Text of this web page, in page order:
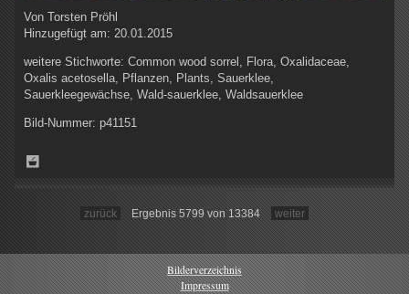
Von Torsten Pröhl
Hinzugefügt am: 20.01.2015
weitere Stichworte: Common wood sorrel, Flora, Oxalidaceae,
Oxalis acetosella, Pflanzen, Plants, Sauerklee,
Sauerkleegewächse, Wald-sauerklee, Waldsauerklee
Bild-Nummer: p41151
zurück Ergebnis 5799 von 13384 weiter
Bilderverzeichnis
Impressum